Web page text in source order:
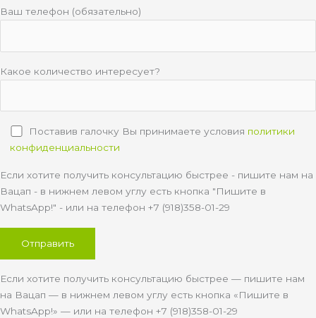
Ваш телефон (обязательно)
Какое количество интересует?
Поставив галочку Вы принимаете условия политики
конфиденциальности
Если хотите получить консультацию быстрее - пишите нам на
Вацап - в нижнем левом углу есть кнопка "Пишите в
WhatsApp!" - или на телефон +7 (918)358-01-29
Если хотите получить консультацию быстрее — пишите нам
на Вацап — в нижнем левом углу есть кнопка «Пишите в
WhatsApp!» — или на телефон +7 (918)358-01-29